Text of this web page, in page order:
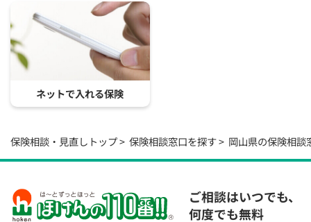
ネットで入れる保険
保険相談・見直しトップ 保険相談窓口を探す 岡山県の保険相談
ご相談はいつでも、
何度でも無料